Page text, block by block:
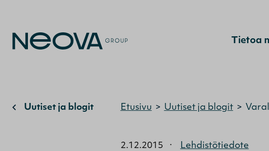
Tietoa
Uutiset ja blogit Etusivu > Uutiset ja blogit >
2.12.2015 · Lehdistötiedote